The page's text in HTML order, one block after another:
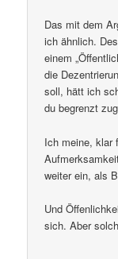
Das mit dem
ich ähnlich.
einem
die
soll, hätt ich
du begrenzt
Ich meine, klar
weiter ein, als
Und
sich. Aber